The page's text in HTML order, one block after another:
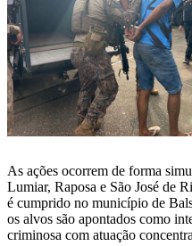
As ações ocorrem de forma
Lumiar, Raposa e São José de
é cumprido no município de
os alvos são apontados como
criminosa com atuação